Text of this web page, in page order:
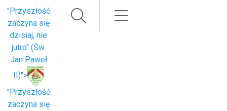
"Przyszłość
zaczyna się
dzisiaj, nie
jutro" (Św.
Jan Paweł
II)">
"Przyszłość
zaczyna się